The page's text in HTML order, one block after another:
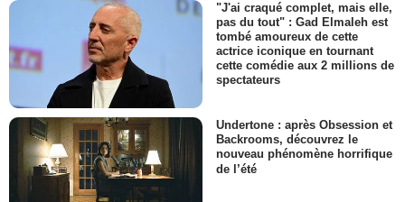
"J'ai craqué complet, mais elle,
pas du tout" : Gad Elmaleh est
tombé amoureux de cette
actrice iconique en tournant
cette comédie aux 2 millions de
spectateurs
Undertone : après Obsession et
Backrooms, découvrez le
nouveau phénomène horrifique
de l’été